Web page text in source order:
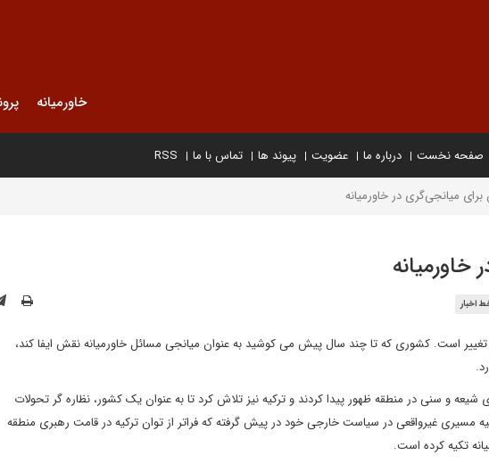
خاورمیانه
صفحه نخست درباره ما عضویت پیوند ها تماس با ما RSS
میانجی‌گری در خاورمیانه
اخبار
است. کشوری که تا چند سال پیش می کوشید به عنوان میانجی مسائل خاورمیانه نقش ایفا کند،
و سنی در منطقه ظهور پیدا کردند و ترکیه نیز تلاش کرد تا به عنوان یک کشور، نظاره گر تحولات
مسیری غیرواقعی در سیاست خارجی خود در پیش گرفته که فراتر از توان ترکیه در قامت رهبری منطقه
تکیه کرده است.